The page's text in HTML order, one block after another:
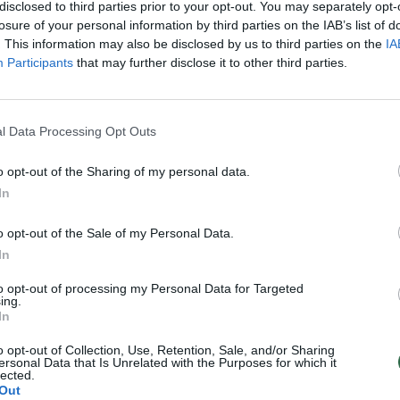
to third parties prior to your opt-out. You may separately
of your personal information by third parties on the IAB’s list of
This information may also be disclosed by us to third parties on the
Participants that may further disclose it to other third parties.
Data Processing Opt Outs
opt-out of the Sharing of my personal data.
opt-out of the Sale of my Personal Data.
opt-out of processing my Personal Data for Targeted
opt-out of Collection, Use, Retention, Sale, and/or Sharing
Data that Is Unrelated with the Purposes for which it
suole
pajėgas dėl Neringos
Žinios | Lietuvos diena
Lietuvą – neaišku
Lietuvos diena Žinios